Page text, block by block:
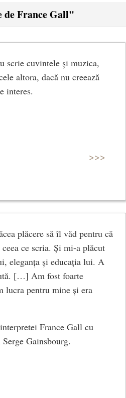
de France Gall"
scrie cuvintele și muzica,
altora, dacă nu creează
interes.
>>>
plăcere să îl văd pentru că
ce scria. Și mi-a plăcut
eleganța și educația lui. A
[…] Am fost foarte
lucra pentru mine și era
France Gall cu
Gainsbourg.